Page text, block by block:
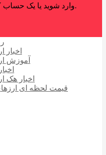
وارد شوید یا یک حساب کاربری جدید ایجاد کنید.
اخبار
آموزش
اخبار هک
قیمت لحظه ای